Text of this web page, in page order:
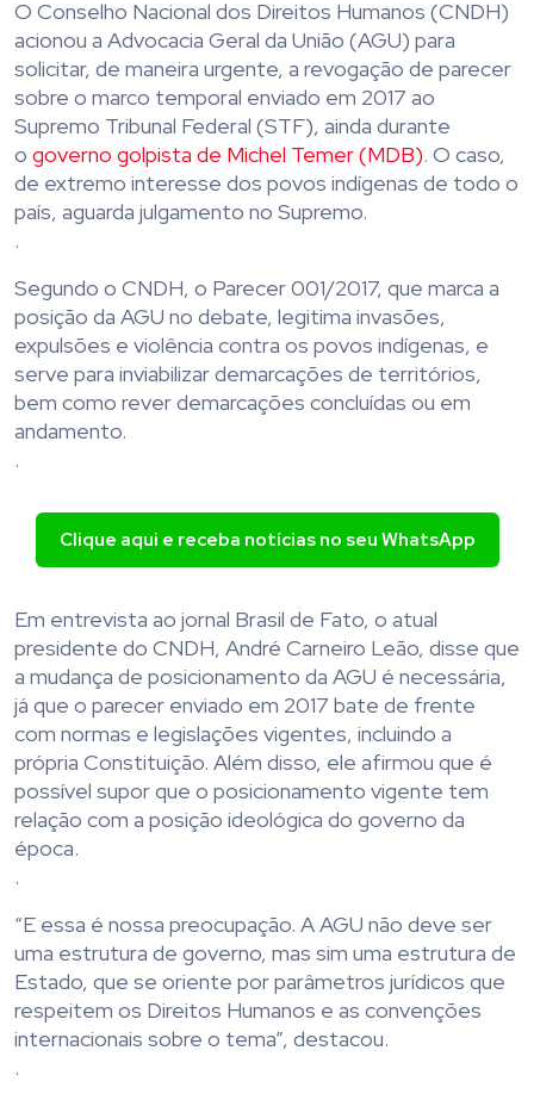
O Conselho Nacional dos Direitos Humanos (CNDH)
acionou a Advocacia Geral da União (AGU) para
solicitar, de maneira urgente, a revogação de parecer
sobre o marco temporal enviado em 2017 ao
Supremo Tribunal Federal (STF), ainda durante
o governo golpista de Michel Temer (MDB). O caso,
de extremo interesse dos povos indígenas de todo o
país, aguarda julgamento no Supremo.
.
Segundo o CNDH, o Parecer 001/2017, que marca a
posição da AGU no debate, legitima invasões,
expulsões e violência contra os povos indígenas, e
serve para inviabilizar demarcações de territórios,
bem como rever demarcações concluídas ou em
andamento.
.
Clique aqui e receba notícias no seu WhatsApp
Em entrevista ao jornal Brasil de Fato, o atual
presidente do CNDH, André Carneiro Leão, disse que
a mudança de posicionamento da AGU é necessária,
já que o parecer enviado em 2017 bate de frente
com normas e legislações vigentes, incluindo a
própria Constituição. Além disso, ele afirmou que é
possível supor que o posicionamento vigente tem
relação com a posição ideológica do governo da
época.
.
“E essa é nossa preocupação. A AGU não deve ser
uma estrutura de governo, mas sim uma estrutura de
Estado, que se oriente por parâmetros jurídicos que
respeitem os Direitos Humanos e as convenções
internacionais sobre o tema”, destacou.
.